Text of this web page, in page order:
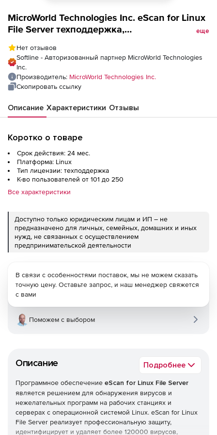
MicroWorld Technologies Inc. eScan for Linux
File Server техподдержка,
организаций на 2 года
еще
Нет отзывов
Softline - Авторизованный партнер MicroWorld Technologies
Inc.
Производитель: MicroWorld Technologies Inc.
Скопировать ссылку
Описание Характеристики Отзывы
Коротко о товаре
Срок действия: 24 мес.
Платформа: Linux
Тип лицензии: техподдержка
К-во пользователей от 101 до 250
Все характеристики
Доступно только юридическим лицам и ИП – не
предназначено для личных, семейных, домашних и иных
нужд, не связанных с осуществлением
предпринимательской деятельности
Описание Подробнее
Программное обеспечение eScan for Linux File Server
является решением для обнаружения вирусов и
нежелательных программ на рабочих станциях и
серверах с операционной системой Linux. eScan for Linux
File Server реализует профессиональную защиту,
идентифицирует и удаляет более 120000 вирусов,
В связи с особенностями поставок, мы не можем сказать
точную цену. Оставьте запрос, и наш менеджер свяжется
с вами
Поможем с выбором